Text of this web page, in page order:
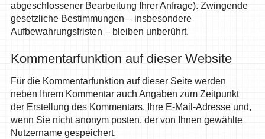
abgeschlossener Bearbeitung Ihrer Anfrage). Zwingende
gesetzliche Bestimmungen – insbesondere
Aufbewahrungsfristen – bleiben unberührt.
Kommentarfunktion auf dieser Website
Für die Kommentarfunktion auf dieser Seite werden
neben Ihrem Kommentar auch Angaben zum Zeitpunkt
der Erstellung des Kommentars, Ihre E-Mail-Adresse und,
wenn Sie nicht anonym posten, der von Ihnen gewählte
Nutzername gespeichert.